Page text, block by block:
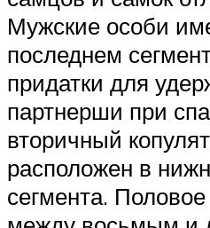
Мужские особи
последнем
придатки для
партнерши при
вторичный
расположен в
сегмента.